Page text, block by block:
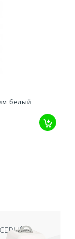
Цв. Серый...
белый